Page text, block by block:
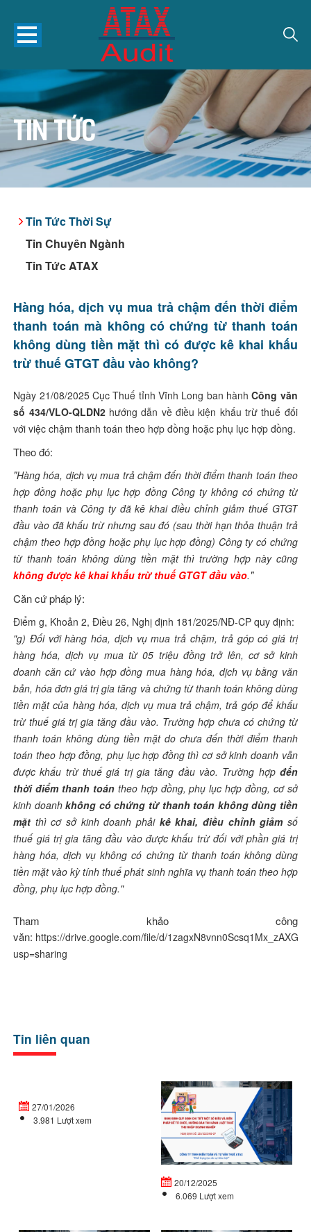
Tin tức
Tin Tức Thời Sự
Tin Chuyên Ngành
Tin Tức ATAX
Hàng hóa, dịch vụ mua trả chậm đến thời điểm
thanh toán mà không có chứng từ thanh toán
không dùng tiền mặt thì có được kê khai khấu
trừ thuế GTGT đầu vào không?
Ngày 21/08/2025 Cục Thuế tỉnh Vĩnh Long ban hànhCông văn
số 434/VLO-QLDN2 hướng dẫn về điều kiện khấu trừ thuế đối
với việc chậm thanh toán theo hợp đồng hoặc phụ lục hợp đồng.
Theo đó:
"Hàng hóa, dịch vụ mua trả chậm đến thời điểm thanh toán theo
hợp đồng hoặc phụ lục hợp đồng Công ty không có chứng từ
thanh toán và Công ty đã kê khai điều chỉnh giảm thuế GTGT
đầu vào đã khấu trừ nhưng sau đó (sau thời hạn thỏa thuận trả
chậm theo hợp đồng hoặc phụ lục hợp đồng) Công ty có chứng
từ thanh toán không dùng tiền mặt thì trường hợp này cũng
không được kê khai khấu trừ thuế GTGT đầu vào. "
Căn cứ pháp lý:
Điểm g, Khoản 2, Điều 26, Nghị định 181/2025/NĐ-CP quy định:
"g) Đối với hàng hóa, dịch vụ mua trả chậm, trả góp có giá trị
hàng hóa, dịch vụ mua từ 05 triệu đồng trở lên, cơ sở kinh
doanh căn cứ vào hợp đồng mua hàng hóa, dịch vụ bằng văn
bản, hóa đơn giá trị gia tăng và chứng từ thanh toán không dùng
tiền mặt của hàng hóa, dịch vụ mua trả chậm, trả góp để khấu
trừ thuế giá trị gia tăng đầu vào. Trường hợp chưa có chứng từ
thanh toán không dùng tiền mặt do chưa đến thời điểm thanh
toán theo hợp đồng, phụ lục hợp đồng thì cơ sở kinh doanh vẫn
được khấu trừ thuế giá trị gia tăng đầu vào. Trường hợp đến
thời điểm thanh toántheo hợp đồng, phụ lục hợp đồng, cơ sở
kinh doanhkhông có chứng từ thanh toán không dùng tiền
mặt thì cơ sở kinh doanh phải kê khai, điều chỉnh giảmsố
thuế giá trị gia tăng đầu vào được khấu trừ đối với phần giá trị
hàng hóa, dịch vụ không có chứng từ thanh toán không dùng
tiền mặt vào kỳ tính thuế phát sinh nghĩa vụ thanh toán theo hợp
đồng, phụ lục hợp đồng."
Tham khảo công
văn: https://drive.google.com/file/d/
usp=sharing
Tin liên quan
Doanh
nghiệp
mới
thành
lập
vào
27/01/2026
3.981 Lượt xem
20/12/2025
6.069 Lượt xem